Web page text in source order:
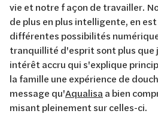
vie et notre f açon de travailler.
de plus en plus intelligente, en
différentes possibilités
tranquillité d'esprit sont plus que
intérêt accru qui s'explique
la famille une expérience de
message qu'Aqualisa a bien
misant pleinement sur celles-ci.